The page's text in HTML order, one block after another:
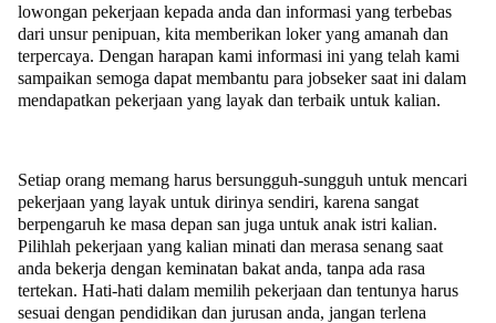
lowongan pekerjaan kepada anda dan informasi yang terbebas
dari unsur penipuan, kita memberikan loker yang amanah dan
terpercaya. Dengan harapan kami informasi ini yang telah kami
sampaikan semoga dapat membantu para jobseker saat ini dalam
mendapatkan pekerjaan yang layak dan terbaik untuk kalian.
Setiap orang memang harus bersungguh-sungguh untuk mencari
pekerjaan yang layak untuk dirinya sendiri, karena sangat
berpengaruh ke masa depan san juga untuk anak istri kalian.
Pilihlah pekerjaan yang kalian minati dan merasa senang saat
anda bekerja dengan keminatan bakat anda, tanpa ada rasa
tertekan. Hati-hati dalam memilih pekerjaan dan tentunya harus
sesuai dengan pendidikan dan jurusan anda, jangan terlena